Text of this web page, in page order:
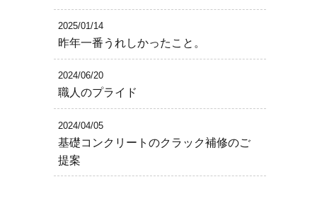
2025/01/14
昨年一番うれしかったこと。
2024/06/20
職人のプライド
2024/04/05
基礎コンクリートのクラック補修のご
提案